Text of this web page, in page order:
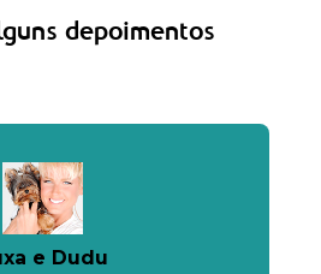
depoimentos
e Dudu